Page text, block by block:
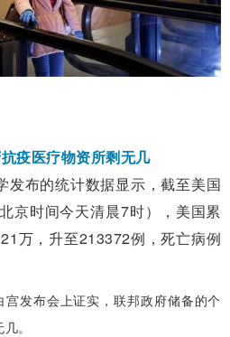
疫医疗物资所剩无几
发布的统计数据显示，截至美国
京时间今天清晨7时），美国累
万，升至213372例，死亡病例
发布会上证实，联邦政府储备的个
。